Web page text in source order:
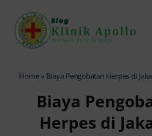
content
0821-1099-9870
Home» Biaya Pengobatan Herpes di
Biaya
Herpes di